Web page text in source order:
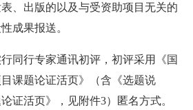
、出版的以及与受资助项目无关的
成果报送。
同行专家通讯初评，初评采用《国
课题论证活页》（含《选题说
证活页》，见附件3）匿名方式。